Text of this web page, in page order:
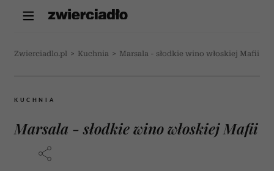
Zwierciadlo.pl > Kuchnia > Marsala - słodkie wino włoskiej Mafii
KUCHNIA
Marsala - słodkie wino włoskiej Mafii